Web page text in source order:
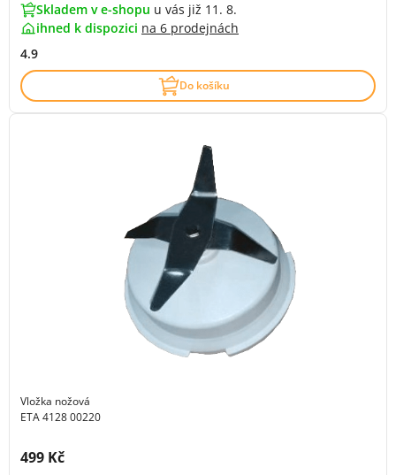
Skladem v e-shopu u vás již 11. 8.
ihned k dispozici na 6 prodejnách
4.9
Do košíku
Vložka nožová
ETA 4128 00220
Cena s DPH:
499 Kč